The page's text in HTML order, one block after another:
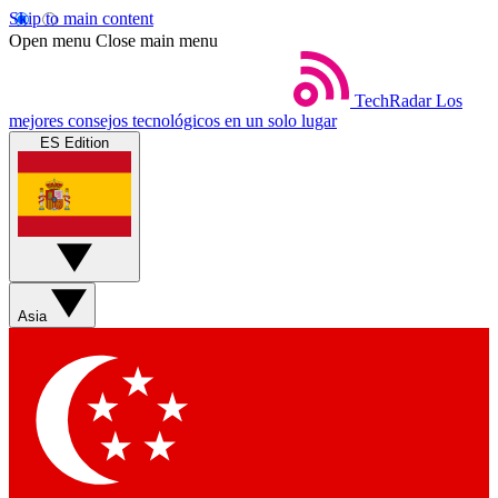
Skip to main content
Open menu Close main menu
TechRadar Los
mejores consejos tecnológicos en un solo lugar
ES Edition
Asia